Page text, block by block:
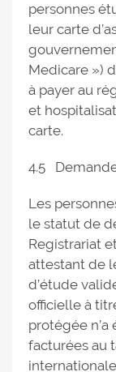
personnes
leur carte
Medicare »)
à payer au
et
carte.
4.5
Les
le statut de
Registrariat
attestant de
d’étude
officielle à
protégée
facturées au